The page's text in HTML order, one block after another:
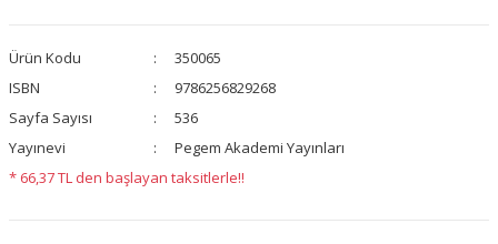
Ürün Kodu
350065
ISBN
9786256829268
Sayfa Sayısı
536
Yayınevi
Pegem Akademi Yayınları
* 66,37 TL den başlayan taksitlerle!!